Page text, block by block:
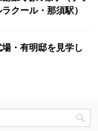
クール・那須駅）
・有明邸を見学し